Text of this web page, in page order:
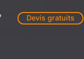
Devis gratuits